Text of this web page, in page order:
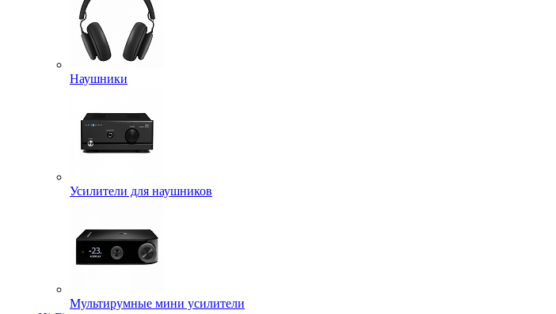
Наушники
Усилители для наушников
Мультирумные мини усилители